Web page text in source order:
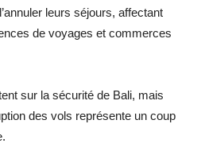
leurs séjours, affectant
de voyages et commerces
sur la sécurité de Bali, mais
des vols représente un coup